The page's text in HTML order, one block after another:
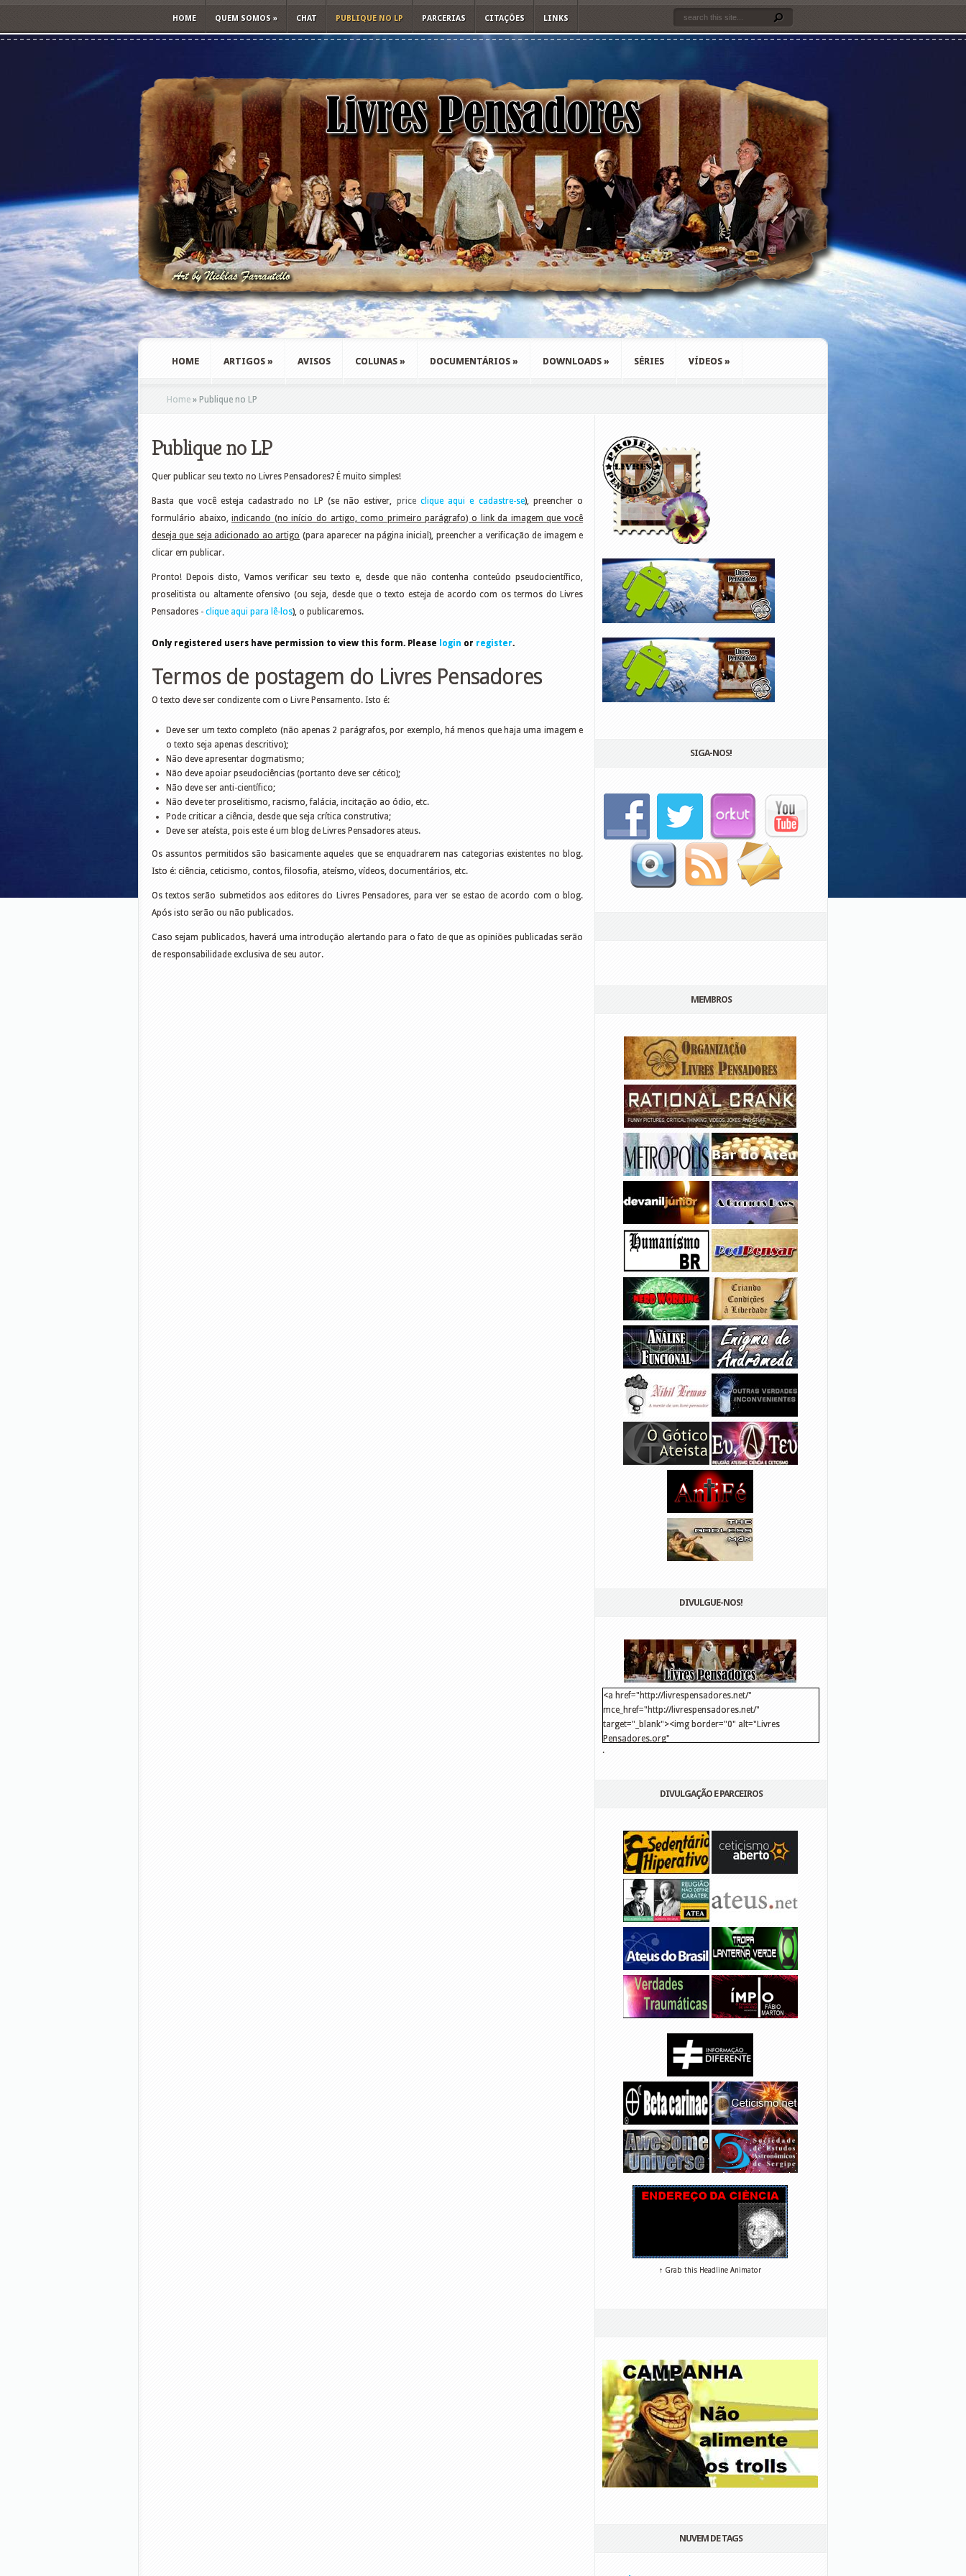
HOME QUEM SOMOS » CHAT PUBLIQUE NO LP PARCERIAS CITAÇÕES LINKS
HOME ARTIGOS » AVISOS COLUNAS » DOCUMENTÁRIOS » DOWNLOADS » SÉRIES VÍDEOS »
Home » Publique no LP
Publique no LP
Quer publicar seu texto no Livres Pensadores? É muito simples!
Basta que você esteja cadastrado no LP (se não estiver, price clique aqui e cadastre-se), preencher o
formulário abaixo,indicando (no início do artigo, como primeiro parágrafo) o link da imagem que você
deseja que seja adicionado ao artigo (para aparecer na página inicial), preencher a verificação de imagem e
clicar em publicar.
Pronto! Depois disto, Vamos verificar seu texto e, desde que não contenha conteúdo pseudocientífico,
proselitista ou altamente ofensivo (ou seja, desde que o texto esteja de acordo com os termos do Livres
Pensadores - clique aqui para lê-los), o publicaremos.
Only registered users have permission to view this form. Please login or register.
Termos de postagem do Livres Pensadores
O texto deve ser condizente com o Livre Pensamento. Isto é:
Deve ser um texto completo (não apenas 2 parágrafos, por exemplo, há menos que haja uma imagem e
o texto seja apenas descritivo);
Não deve apresentar dogmatismo;
Não deve apoiar pseudociências (portanto deve ser cético);
Não deve ser anti-científico;
Não deve ter proselitismo, racismo, falácia, incitação ao ódio, etc.
Pode criticar a ciência, desde que seja crítica construtiva;
Deve ser ateísta, pois este é um blog de Livres Pensadores ateus.
Os assuntos permitidos são basicamente aqueles que se enquadrarem nas categorias existentes no blog.
Isto é: ciência, ceticismo, contos, filosofia, ateísmo, vídeos, documentários, etc.
Os textos serão submetidos aos editores do Livres Pensadores, para ver se estao de acordo com o blog.
Após isto serão ou não publicados.
Caso sejam publicados, haverá uma introdução alertando para o fato de que as opiniões publicadas serão
de responsabilidade exclusiva de seu autor.
SIGA-NOS!
MEMBROS
DIVULGUE-NOS!
<a href="http://livrespensadores.net/"
mce_href="http://livrespensadores.net/"
target="_blank"><img border="0" alt="Livres
Pensadores.org"
src="http://lh6.ggpht.com/_25pDjsdjolQ/TNSgK1CylTI/AAAAAAAAAFk/u8d6kvYMhVc/
.
DIVULGAÇÃO E PARCEIROS
↑ Grab this Headline Animator
NUVEM DE TAGS